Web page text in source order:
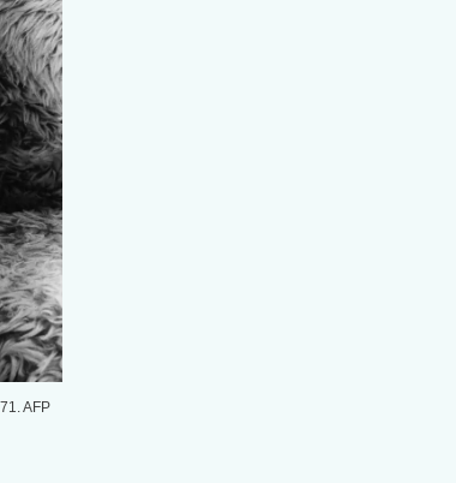
AFP